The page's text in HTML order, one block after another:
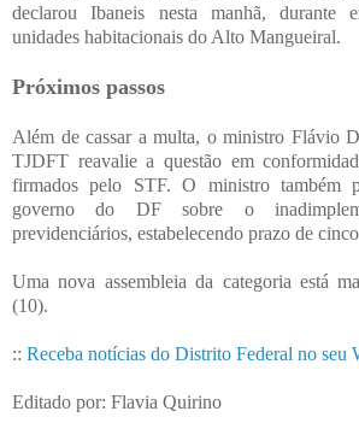
declarou Ibaneis nesta manhã, durante
unidades habitacionais do Alto Mangueiral.
Próximos passos
Além de cassar a multa, o ministro Flávio
TJDFT reavalie a questão em
firmados pelo STF. O ministro também
governo do DF sobre o
previdenciários, estabelecendo prazo de
Uma nova assembleia da categoria está
(10).
:: Receba notícias do Distrito Federal no seu
Editado por: Flavia Quirino